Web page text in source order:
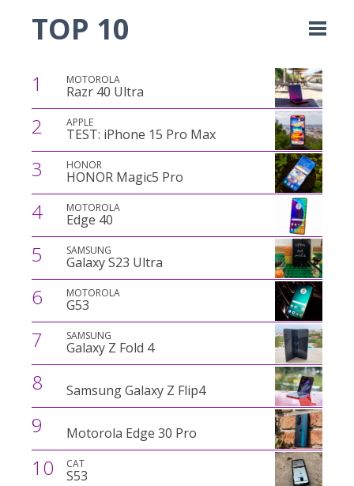
TOP 10
1 MOTOROLA
Razr 40 Ultra
2 APPLE
TEST: iPhone 15 Pro Max
3 HONOR
HONOR Magic5 Pro
4 MOTOROLA
Edge 40
5 SAMSUNG
Galaxy S23 Ultra
6 MOTOROLA
G53
7 SAMSUNG
Galaxy Z Fold 4
8 Samsung Galaxy Z Flip4
9 Motorola Edge 30 Pro
10 CAT
S53